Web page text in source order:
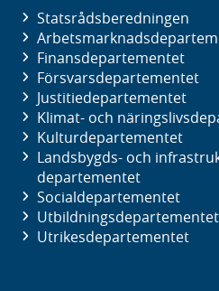
Statsrådsberedningen
Finans­departementet
Försvars­departementet
Justitie­departementet
Klimat- och
Kultur­departementet
Landsbygds- och
departementet
Social­departementet
Utbildnings­departementet
Utrikes­departementet